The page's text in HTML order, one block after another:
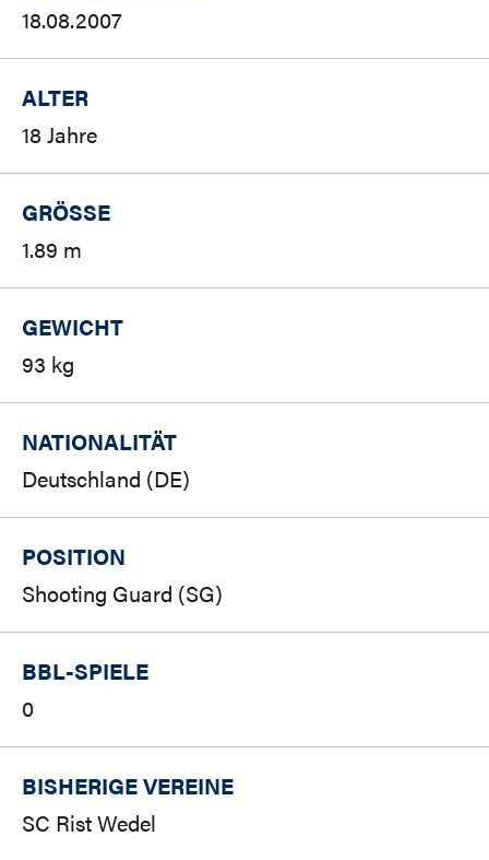
18.08.2007
ALTER
18 Jahre
GRÖSSE
1.89 m
GEWICHT
93 kg
NATIONALITÄT
Deutschland (DE)
POSITION
Shooting Guard (SG)
BBL-SPIELE
0
BISHERIGE VEREINE
SC Rist Wedel